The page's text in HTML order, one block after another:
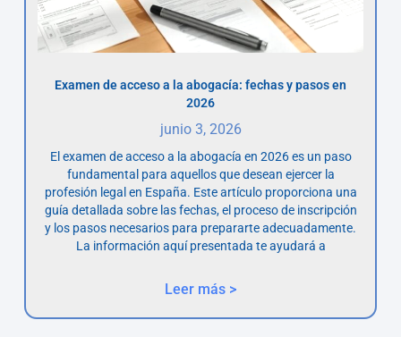
Examen de acceso a la abogacía: fechas y pasos en
2026
junio 3, 2026
El examen de acceso a la abogacía en 2026 es un paso
fundamental para aquellos que desean ejercer la
profesión legal en España. Este artículo proporciona una
guía detallada sobre las fechas, el proceso de inscripción
y los pasos necesarios para prepararte adecuadamente.
La información aquí presentada te ayudará a
Leer más >